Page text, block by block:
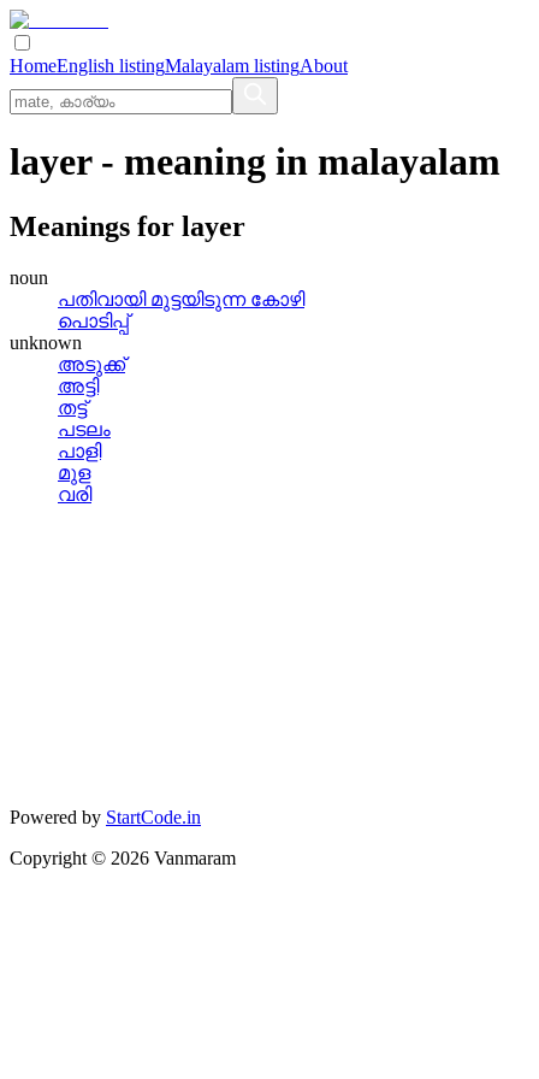
HomeEnglish listingMalayalam listingAbout
layer- meaning in malayalam
Meanings for layer
noun
പതിവായി മുട്ടയിടുന്ന കോഴി
പൊടിപ്പ്
unknown
അടുക്ക്
അട്ടി
തട്ട്
പടലം
പാളി
മുള
വരി
Powered by StartCode.in
Copyright © 2026 Vanmaram